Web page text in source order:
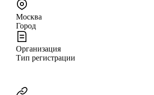
Москва
Город
Организация
Тип регистрации